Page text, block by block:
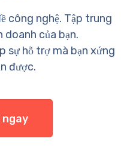
công nghệ. Tập trung
doanh của bạn.
sự hỗ trợ mà bạn xứng
được.
ngay